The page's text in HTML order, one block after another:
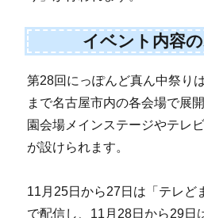
イベント内容
第28回にっぽんど真ん中祭り
まで名古屋市内の各会場で展
園会場メインステージやテレ
が設けられます。
11月25日から27日は「テレど
で配信し、11月28日から29日